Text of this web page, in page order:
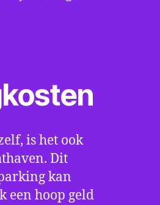
is het ook
Dit
kan
een hoop geld